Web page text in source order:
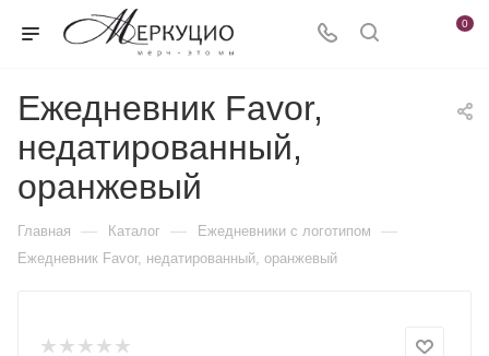
0
Ежедневник Favor,
недатированный,
оранжевый
Главная — Каталог — Ежедневники c логотипом —
Ежедневник Favor, недатированный, оранжевый